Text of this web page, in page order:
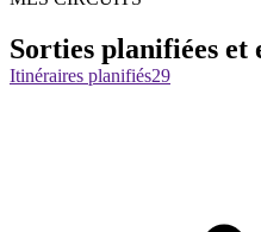
Sorties planifiées et
Itinéraires planifiés29